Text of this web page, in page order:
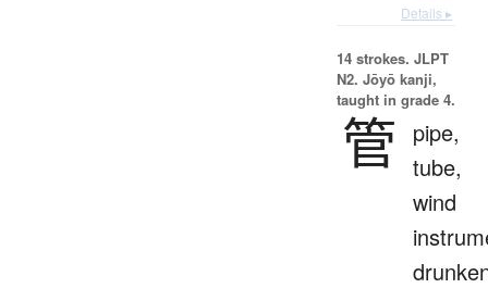
Details ▸
14 strokes. JLPT
N2. Jōyō kanji,
taught in grade 4.
管
pipe,
tube,
wind